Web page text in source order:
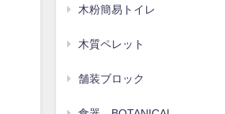
木粉簡易トイレ
木質ペレット
舗装ブロック